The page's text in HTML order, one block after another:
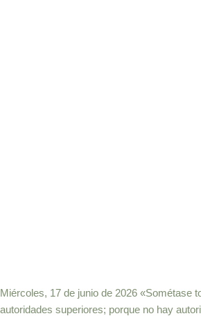
Miércoles, 17 de junio de 2026 «Sométase
autoridades superiores; porque no hay